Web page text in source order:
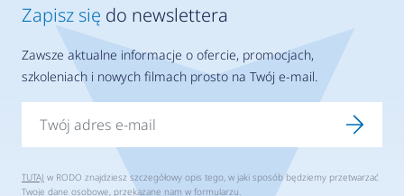
Zapisz się do newslettera
Zawsze aktualne informacje o ofercie, promocjach,
szkoleniach i nowych filmach prosto na Twój e-mail.
TUTAJ w RODO znajdziesz szczegółowy opis tego, w jaki sposób będziemy przetwarzać
Twoje dane osobowe, przekazane nam w formularzu.